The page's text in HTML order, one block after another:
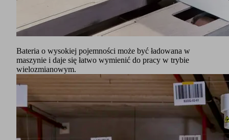
Bateria o wysokiej pojemności może być ładowana w
maszynie i daje się łatwo wymienić do pracy w trybie
wielozmianowym.